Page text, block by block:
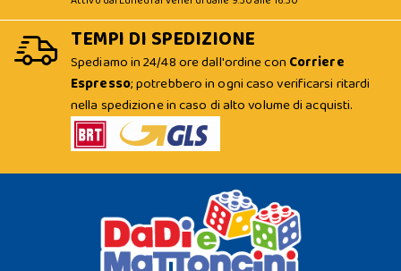
TEMPI DI SPEDIZIONE
Spediamo in 24/48 ore dall'ordine con Corriere
Espresso; potrebbero in ogni caso verificarsi ritardi
nella spedizione in caso di alto volume di acquisti.